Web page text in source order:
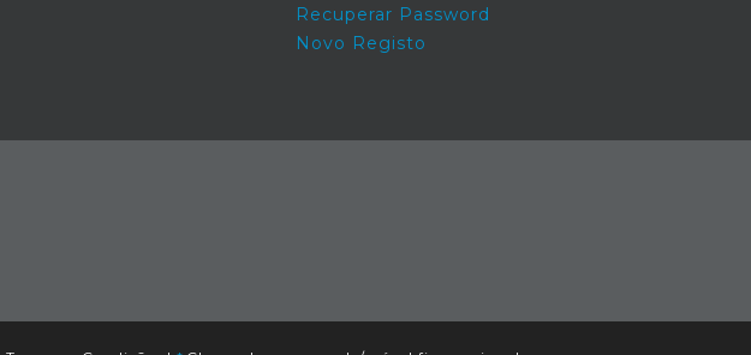
Recuperar Password
Novo Registo